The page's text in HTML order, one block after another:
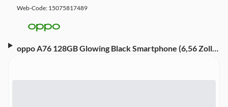
Web-Code: 15075817489
oppo A76 128GB Glowing Black Smartphone (6,56 Zoll,